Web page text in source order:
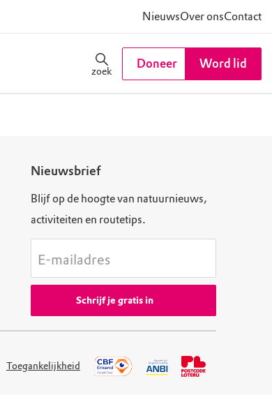
NieuwsOver onsContact
zoek
Doneer Word lid
Nieuwsbrief
Blijf op de hoogte van natuurnieuws,
activiteiten en routetips.
E-mailadres
Schrijf je gratis in
Toegankelijkheid